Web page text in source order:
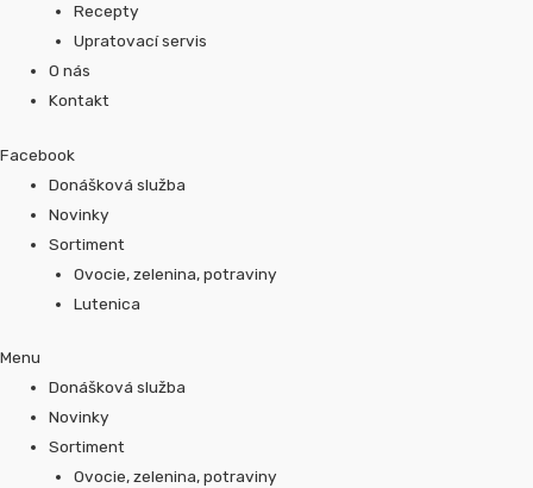
Recepty
Upratovací servis
O nás
Kontakt
Facebook
Donášková služba
Novinky
Sortiment
Ovocie, zelenina, potraviny
Lutenica
Menu
Donášková služba
Novinky
Sortiment
Ovocie, zelenina, potraviny